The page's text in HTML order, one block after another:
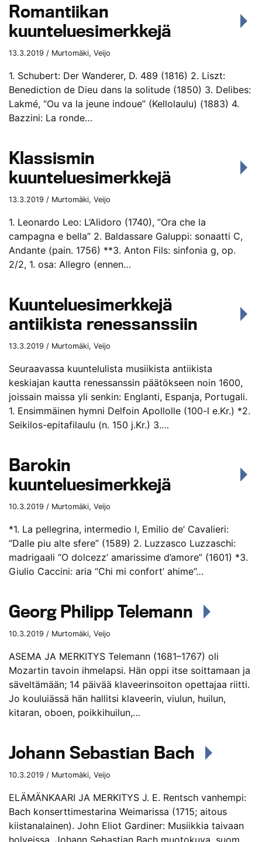
Romantiikan
kuunteluesimerkkejä
13.3.2019 / Murtomäki, Veijo
1. Schubert: Der Wanderer, D. 489 (1816) 2. Liszt:
Benediction de Dieu dans la solitude (1850) 3. Delibes:
Lakmé, “Ou va la jeune indoue” (Kellolaulu) (1883) 4.
Bazzini: La ronde…
Klassismin
kuunteluesimerkkejä
13.3.2019 / Murtomäki, Veijo
1. Leonardo Leo: L’Alidoro (1740), ”Ora che la
campagna e bella” 2. Baldassare Galuppi: sonaatti C,
Andante (pain. 1756) **3. Anton Fils: sinfonia g, op.
2/2, 1. osa: Allegro (ennen…
Kuunteluesimerkkejä
antiikista renessanssiin
13.3.2019 / Murtomäki, Veijo
Seuraavassa kuuntelulista musiikista antiikista
keskiajan kautta renessanssin päätökseen noin 1600,
joissain maissa yli senkin: Englanti, Espanja, Portugali.
1. Ensimmäinen hymni Delfoin Apollolle (100-l e.Kr.) *2.
Seikilos-epitafilaulu (n. 150 j.Kr.) 3.…
Barokin
kuunteluesimerkkejä
10.3.2019 / Murtomäki, Veijo
*1. La pellegrina, intermedio I, Emilio de’ Cavalieri:
“Dalle piu alte sfere” (1589) 2. Luzzasco Luzzaschi:
madrigaali “O dolcezz’ amarissime d’amore” (1601) *3.
Giulio Caccini: aria “Chi mi confort’ ahime”…
Georg Philipp Telemann
10.3.2019 / Murtomäki, Veijo
ASEMA JA MERKITYS Telemann (1681–1767) oli
Mozartin tavoin ihmelapsi. Hän oppi itse soittamaan ja
säveltämään; 14 päivää klaveerinsoiton opettajaa riitti.
Jo kouluiässä hän hallitsi klaveerin, viulun, huilun,
kitaran, oboen, poikkihuilun,…
Johann Sebastian Bach
10.3.2019 / Murtomäki, Veijo
ELÄMÄNKAARI JA MERKITYS J. E. Rentsch vanhempi:
Bach konserttimestarina Weimarissa (1715; aitous
kiistanalainen). John Eliot Gardiner: Musiikkia taivaan
holveissa. Johann Sebastian Bach muotokuva, suom.